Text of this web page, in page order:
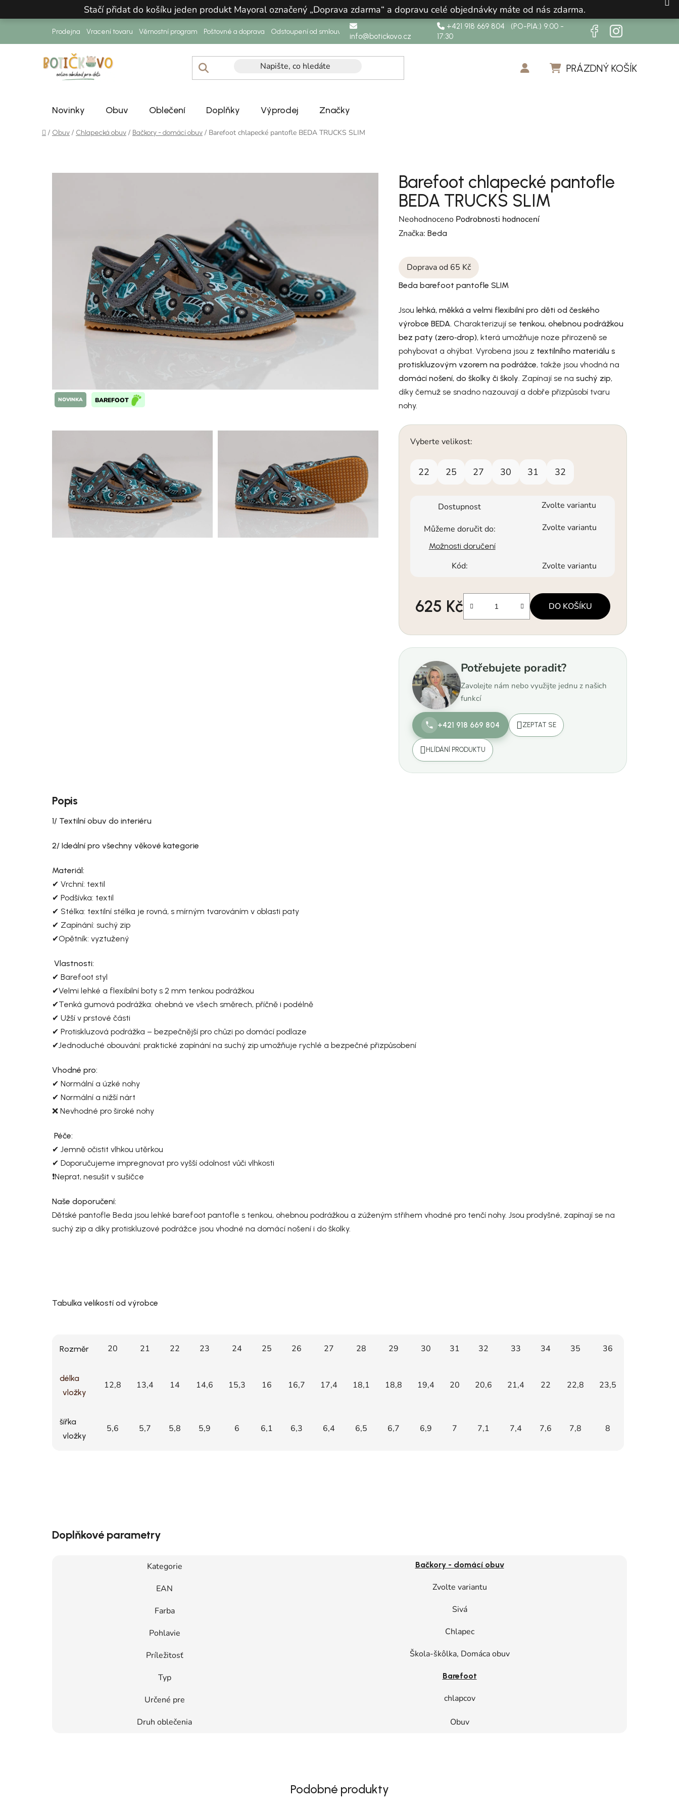
Stačí přidat do košíku jeden produkt Mayoral označený „Doprava zdarma“ a dopravu celé objednávky máte od nás zdarma.
Prodejna Vracení tovaru Věrnostní program Poštovné a doprava Odstoupení od smlouvy info@botickovo.cz
+421 918 669 804 (PO-PIA:) 9:00 -
17:30
PRÁZDNÝ KOŠÍK
Novinky Obuv Oblečení Doplňky Výprodej Značky
Domů
/ Obuv / Chlapecká obuv / Bačkory - domácí obuv / Barefoot chlapecké pantofle BEDA TRUCKS SLIM
Barefoot chlapecké pantofle
BEDA TRUCKS SLIM
Průměrné hodnocení produktu je 0,0 z 5 hvězdiček.
Neohodnoceno Podrobnosti hodnocení
Značka:Beda
Doprava od 65 Kč
Beda barefoot pantofle SLIM
Jsoulehká, měkká a velmi flexibilní pro děti od českého
výrobce BEDA.Charakterizují se tenkou, ohebnou podrážkou
bez paty (zero‑drop), která umožňuje noze přirozeně se
pohybovat a ohýbat. Vyrobena jsou z textilního materiálu s
protiskluzovým vzorem na podrážce, takže jsou vhodná na
domácí nošení, do školky či školy . Zapínají se nasuchý zip,
díky čemuž se snadno nazouvají a dobře přizpůsobí tvaru
nohy.
Vyberte velikost:
22 25 27 30 31 32
Dostupnost Zvolte variantu
Můžeme doručit do: Zvolte variantu
Možnosti doručení
Kód: Zvolte variantu
625 Kč DO KOŠÍKU
Potřebujete poradit?
Zavolejte nám nebo využijte jednu z našich
funkcí
+421 918 669 804 ZEPTAT SE
HLÍDÁNÍ PRODUKTU
NOVINKA BAREFOOT
Popis
1/ Textilní obuv do interiéru
2/ Ideální pro všechny věkové kategorie
Materiál:
✔ Vrchní: textil
✔ Podšívka: textil
✔ Stélka: textilní stélka je rovná, s mírným tvarováním v oblasti paty
✔ Zapínání: suchý zip
✔Opětník: vyztužený
Vlastnosti:
✔ Barefoot styl
✔Velmi lehké a flexibilní boty s 2 mm tenkou podrážkou
✔Tenká gumová podrážka: ohebná ve všech směrech, příčně i podélně
✔ Užší v prstové části
✔ Protiskluzová podrážka – bezpečnější pro chůzi po domácí podlaze
✔Jednoduché obouvání: praktické zapínání na suchý zip umožňuje rychlé a bezpečné přizpůsobení
Vhodné pro:
✔ Normální a úzké nohy
✔ Normální a nižší nárt
❌ Nevhodné pro široké nohy
Péče:
✔ Jemně očistit vlhkou utěrkou
✔ Doporučujeme impregnovat pro vyšší odolnost vůči vlhkosti
❗Neprat, nesušit v sušičce
Naše doporučení:
Dětské pantofle Beda jsou lehké barefoot pantofle s tenkou, ohebnou podrážkou a zúženým střihem vhodné pro tenčí nohy. Jsou prodyšné, zapínají se na
suchý zip a díky protiskluzové podrážce jsou vhodné na domácí nošení i do školky.
Tabulka velikostí od výrobce
Rozměr 20 21 22 23 24 25 26 27 28 29 30 31 32 33 34 35 36
délka
vložky
12,8 13,4 14 14,6 15,3 16 16,7 17,4 18,1 18,8 19,4 20 20,6 21,4 22 22,8 23,5
šířka
vložky
5,6 5,7 5,8 5,9 6 6,1 6,3 6,4 6,5 6,7 6,9 7 7,1 7,4 7,6 7,8 8
Doplňkové parametry
Kategorie Bačkory - domácí obuv
EAN Zvolte variantu
Farba Sivá
Pohlavie Chlapec
Príležitosť Škola-škôlka, Domáca obuv
Typ Barefoot
Určené pre chlapcov
Druh oblečenia Obuv
Podobné produkty